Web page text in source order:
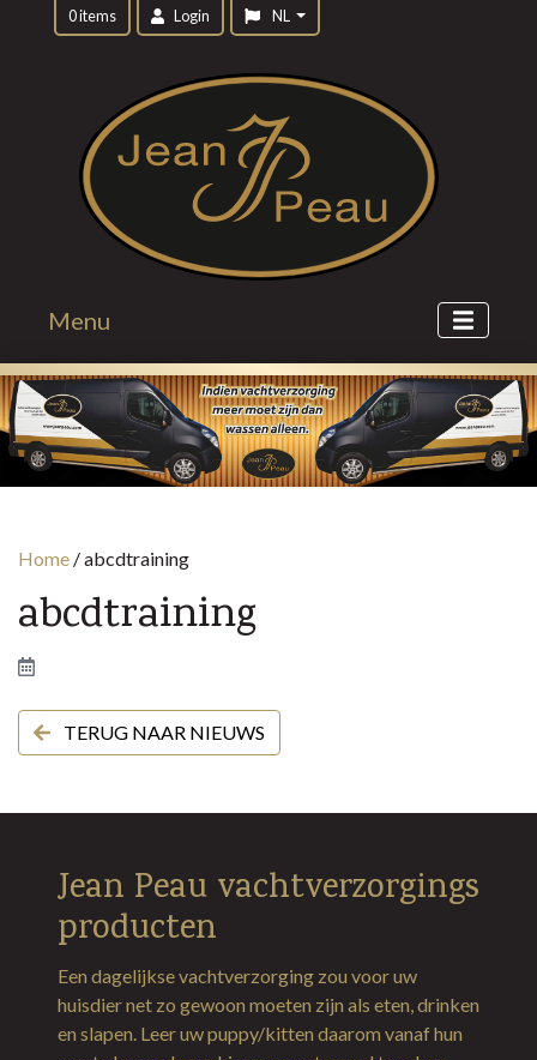
0 items Login NL
Menu
Home /abcdtraining
abcdtraining
TERUG NAAR NIEUWS
Jean Peau vachtverzorgings
producten
Een dagelijkse vachtverzorging zou voor uw
huisdier net zo gewoon moeten zijn als eten, drinken
en slapen. Leer uw puppy/kitten daarom vanaf hun